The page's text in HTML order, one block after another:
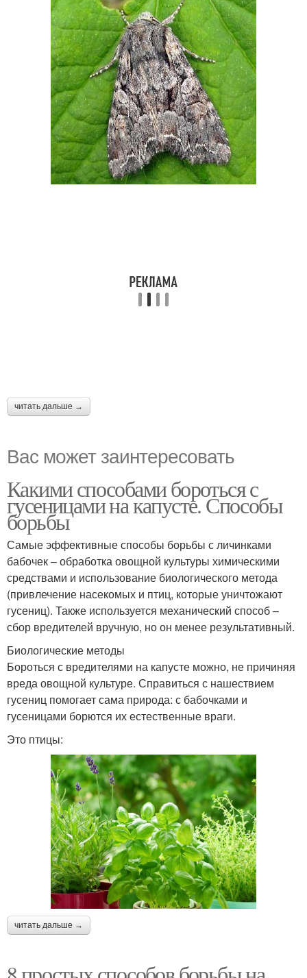
читать дальше →
Вас может заинтересовать
Какими способами бороться с
гусеницами на капусте. Способы
борьбы
Самые эффективные способы борьбы с личинками
бабочек – обработка овощной культуры химическими
средствами и использование биологического метода
(привлечение насекомых и птиц, которые уничтожают
гусениц). Также используется механический способ –
сбор вредителей вручную, но он менее результативный.
Биологические методы
Бороться с вредителями на капусте можно, не причиняя
вреда овощной культуре. Справиться с нашествием
гусениц помогает сама природа: с бабочками и
гусеницами борются их естественные враги.
Это птицы:
читать дальше →